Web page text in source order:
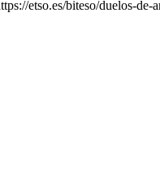
etso.es/biteso/duelos-de-